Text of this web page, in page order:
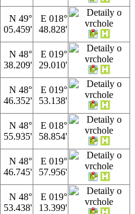
N 49°
05.459'
E 018°
48.828'
N 48°
38.209'
E 019°
29.010'
N 48°
46.352'
E 019°
53.138'
N 48°
55.935'
E 018°
58.854'
N 48°
46.745'
E 019°
57.956'
N 48°
53.438'
E 019°
13.399'